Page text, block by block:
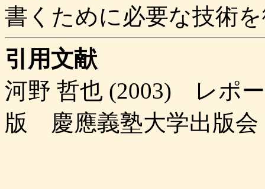
書くために必要な技術
引用文献
河野 哲也 (2003) レポ
版 慶應義塾大学出版会